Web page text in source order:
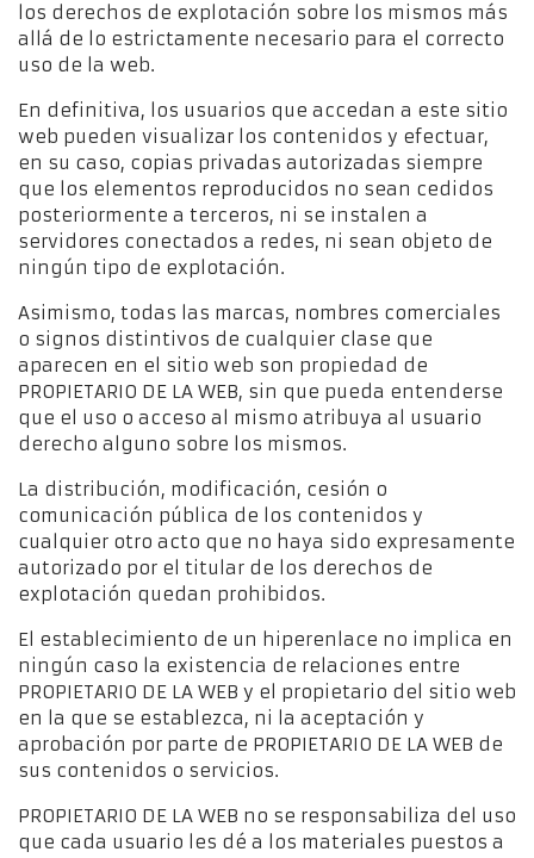
los derechos de explotación sobre los mismos más
allá de lo estrictamente necesario para el correcto
uso de la web.
En definitiva, los usuarios que accedan a este sitio
web pueden visualizar los contenidos y efectuar,
en su caso, copias privadas autorizadas siempre
que los elementos reproducidos no sean cedidos
posteriormente a terceros, ni se instalen a
servidores conectados a redes, ni sean objeto de
ningún tipo de explotación.
Asimismo, todas las marcas, nombres comerciales
o signos distintivos de cualquier clase que
aparecen en el sitio web son propiedad de
PROPIETARIO DE LA WEB, sin que pueda entenderse
que el uso o acceso al mismo atribuya al usuario
derecho alguno sobre los mismos.
La distribución, modificación, cesión o
comunicación pública de los contenidos y
cualquier otro acto que no haya sido expresamente
autorizado por el titular de los derechos de
explotación quedan prohibidos.
El establecimiento de un hiperenlace no implica en
ningún caso la existencia de relaciones entre
PROPIETARIO DE LA WEB y el propietario del sitio web
en la que se establezca, ni la aceptación y
aprobación por parte de PROPIETARIO DE LA WEB de
sus contenidos o servicios.
PROPIETARIO DE LA WEB no se responsabiliza del uso
que cada usuario les dé a los materiales puestos a